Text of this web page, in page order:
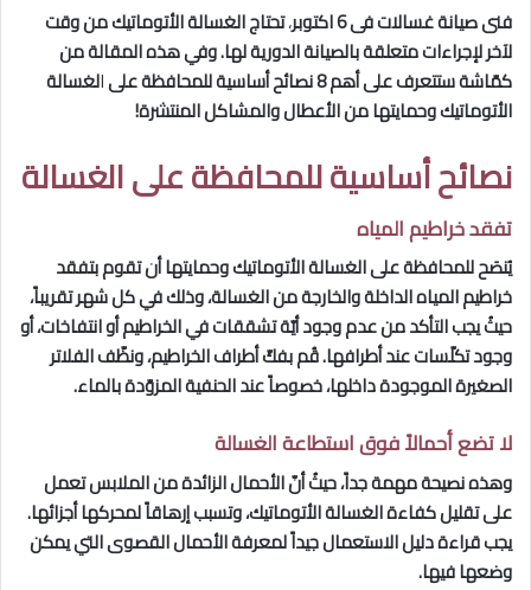
فنى صيانة غسالات فى 6 اكتوبر ،تحتاج الغسالة الأتوماتيك من وقت
لآخر لإجراءات متعلقة بالصيانة الدورية لها. وفي هذه المقالة من
كمّاشة ستتعرف على أهم 8 نصائح أساسية للمحافظة على
الغسالة
الأتوماتيك وحمايتها من الأعطال والمشاكل المنتشرة!
نصائح أساسية للمحافظة على الغسالة
تفقد خراطيم المياه
يُنصَح للمحافظة على الغسالة الأتوماتيك وحمايتها أن تقوم بتفقد
خراطيم المياه الداخلة والخارجة من الغسالة، وذلك في كل شهر تقريباً،
حيثُ يجب التأكد من عدم وجود أيّة تشققات في الخراطيم أو انتفاخات، أو
وجود تكلّسات عند أطرافها. قُم بفكّ أطراف الخراطيم، ونظّف الفلاتر
الصغيرة الموجودة داخلها، خصوصاً عند الحنفية المزوّدة بالماء.
لا تضع أحمالاً فوق استطاعة الغسالة
وهذه نصيحة مهمة جداً، حيثُ أنّ الأحمال الزائدة من الملابس تعمل
على تقليل كفاءة الغسالة الأتوماتيك، وتسبب إرهاقاً لمحركها أجزائها.
يجب قراءة دليل الاستعمال جيداً لمعرفة الأحمال القصوى التي يمكن
وضعها فيها.